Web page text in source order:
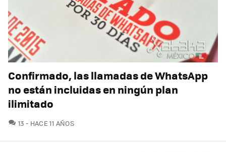
Confirmado, las llamadas de WhatsApp
no están incluidas en ningún plan
ilimitado
13 COMENTARIOS
HACE 11 AÑOS